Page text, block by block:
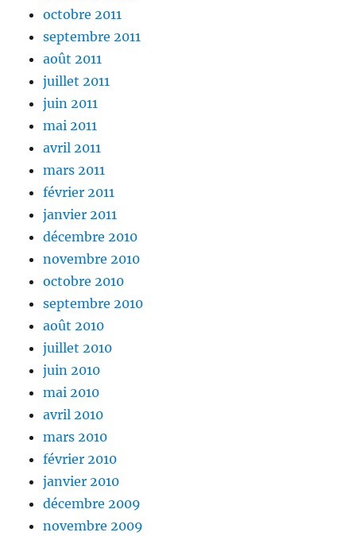
octobre 2011
septembre 2011
août 2011
juillet 2011
juin 2011
mai 2011
avril 2011
mars 2011
février 2011
janvier 2011
décembre 2010
novembre 2010
octobre 2010
septembre 2010
août 2010
juillet 2010
juin 2010
mai 2010
avril 2010
mars 2010
février 2010
janvier 2010
décembre 2009
novembre 2009